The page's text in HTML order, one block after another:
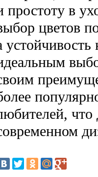
простоту в
цветов
что